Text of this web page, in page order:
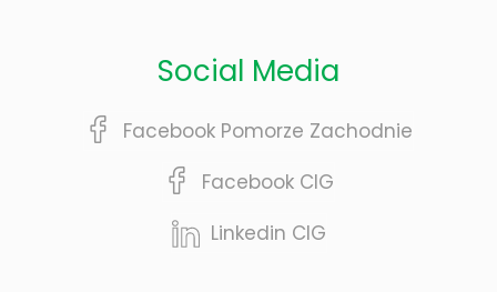
Social Media
Facebook Pomorze Zachodnie
Facebook CIG
Linkedin CIG